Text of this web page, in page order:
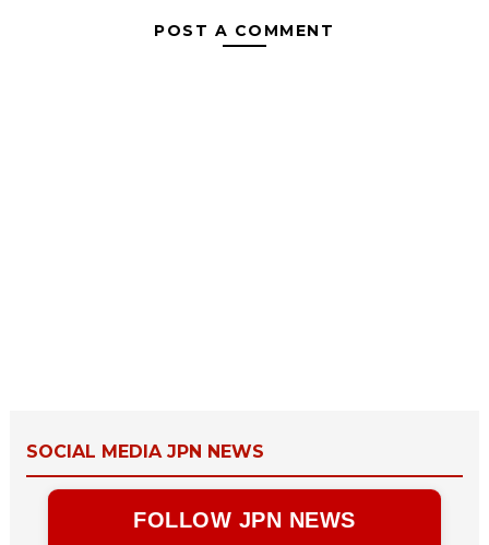
POST A COMMENT
SOCIAL MEDIA JPN NEWS
FOLLOW JPN NEWS